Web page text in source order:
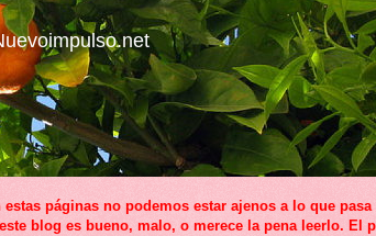
páginas no podemos estar ajenos a lo que pasa
blog es bueno, malo, o merece la pena leerlo. El